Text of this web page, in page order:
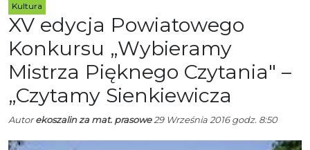
Kultura
XV edycja Powiatowego
Konkursu „Wybieramy
Mistrza Pięknego Czytania" –
„Czytamy Sienkiewicza
Autorekoszalin za mat. prasowe29 Września 2016 godz. 8:50